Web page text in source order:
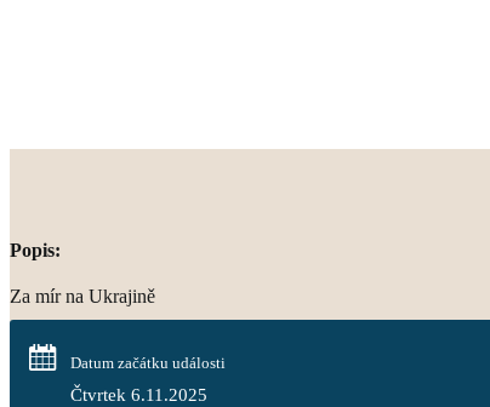
Popis:
Za mír na Ukrajině
Datum začátku události
Čtvrtek 6.11.2025